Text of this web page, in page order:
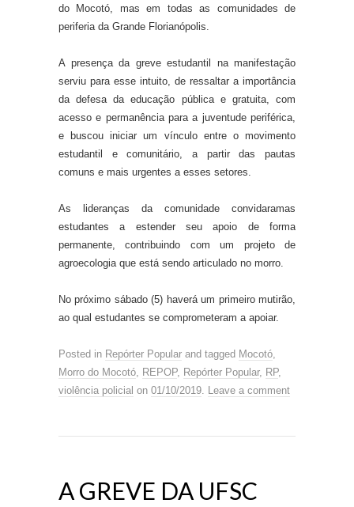
do Mocotó, mas em todas as comunidades de
periferia da Grande Florianópolis.
A presença da greve estudantil na manifestação
serviu para esse intuito, de ressaltar a importância
da defesa da educação pública e gratuita, com
acesso e permanência para a juventude periférica,
e buscou iniciar um vínculo entre o movimento
estudantil e comunitário, a partir das pautas
comuns e mais urgentes a esses setores.
As lideranças da comunidade convidaramas
estudantes a estender seu apoio de forma
permanente, contribuindo com um projeto de
agroecologia que está sendo articulado no morro.
No próximo sábado (5) haverá um primeiro mutirão,
ao qual estudantes se comprometeram a apoiar.
Posted in Repórter Popular and tagged Mocotó,
Morro do Mocotó, REPOP, Repórter Popular, RP,
violência policial on 01/10/2019. Leave a comment
A GREVE DA UFSC